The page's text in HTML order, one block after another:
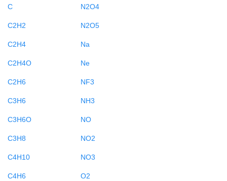
C
C2H2
C2H4
C2H4O
C2H6
C3H6
C3H6O
C3H8
C4H10
C4H6
N2O4
N2O5
Na
Ne
NF3
NH3
NO
NO2
NO3
O2